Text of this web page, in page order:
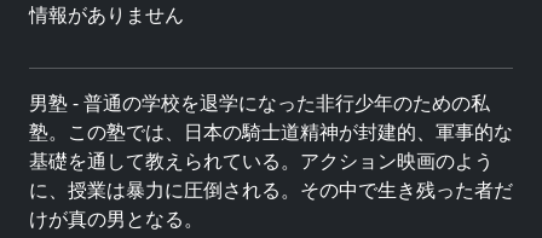
情報がありません
男塾 - 普通の学校を退学になった非行少年のための私
塾。この塾では、日本の騎士道精神が封建的、軍事的な
基礎を通して教えられている。アクション映画のよう
に、授業は暴力に圧倒される。その中で生き残った者だ
けが真の男となる。